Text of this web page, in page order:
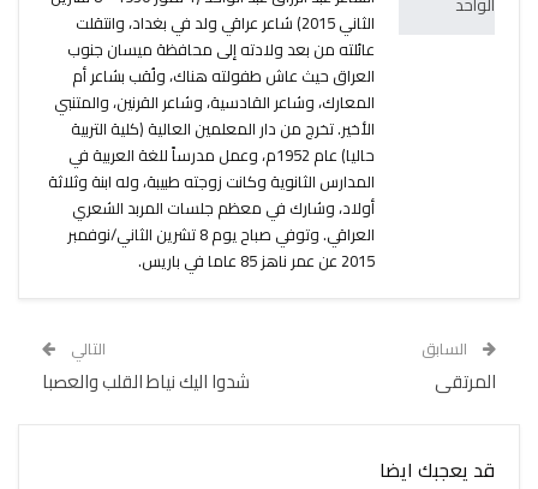
الثاني 2015) شاعر عراقي ولد في بغداد، وانتقلت
عائلته من بعد ولادته إلى محافظة ميسان جنوب
العراق حيث عاش طفولته هناك، ولُقب بشاعر أم
المعارك، وشاعر القادسية، وشاعر القرنين، والمتنبي
الأخير. تخرج من دار المعلمين العالية (كلية التربية
حاليا) عام 1952م، وعمل مدرساً للغة العربية في
المدارس الثانوية وكانت زوجته طبيبة، وله ابنة وثلاثة
أولاد، وشارك في معظم جلسات المربد الشعري
العراقي. وتوفي صباح يوم 8 تشرين الثاني/نوفمبر
2015 عن عمر ناهز 85 عاما في باريس.
السابق
المرتقى
التالي
شدوا اليك نياط القلب والعصبا
قد يعجبك ايضا